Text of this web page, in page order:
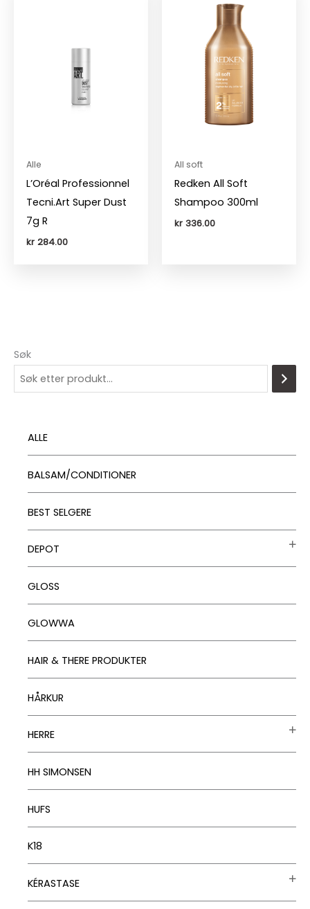
Søk
ALLE
BALSAM/CONDITIONER
BEST SELGERE
DEPOT
GLOSS
GLOWWA
HAIR & THERE PRODUKTER
HÅRKUR
HERRE
HH SIMONSEN
HUFS
K18
KÉRASTASE
Alle
L’Oréal Professionnel
Tecni.Art Super Dust
7g R
kr284.00
All soft
Redken All Soft
Shampoo 300ml
kr336.00